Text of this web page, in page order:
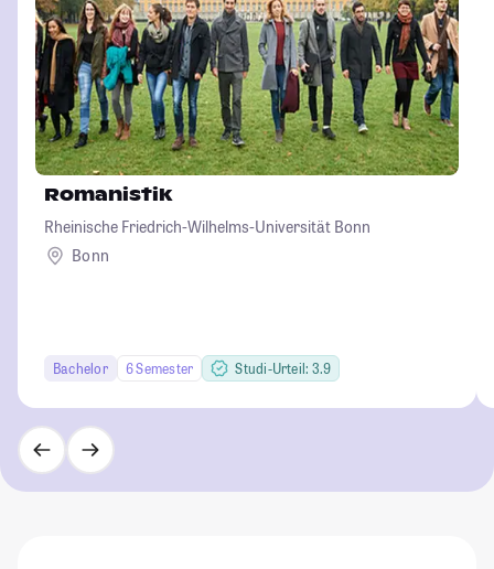
Romanistik
Rheinische Friedrich-Wilhelms-Universität Bonn
Bonn
Bachelor 6 Semester Studi-Urteil: 3.9